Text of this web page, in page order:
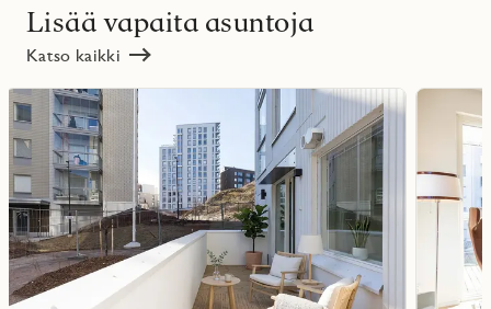
Lisää vapaita asuntoja
Katso kaikki
Lue
lisää
kohteesta
Lue
kohteesta